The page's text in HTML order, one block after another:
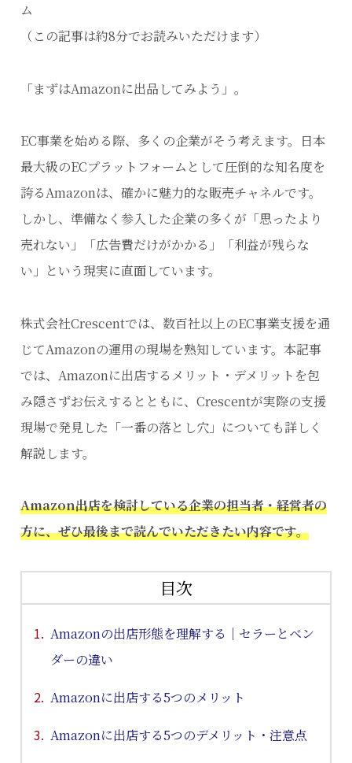
ム
（この記事は約8分でお読みいただけます）
「まずはAmazonに出品してみよう」。
EC事業を始める際、多くの企業がそう考えます。日本
最大級のECプラットフォームとして圧倒的な知名度を
誇るAmazonは、確かに魅力的な販売チャネルです。
しかし、準備なく参入した企業の多くが「思ったより
売れない」「広告費だけがかかる」「利益が残らな
い」という現実に直面しています。
株式会社Crescentでは、数百社以上のEC事業支援を通
じてAmazonの運用の現場を熟知しています。本記事
では、Amazonに出店するメリット・デメリットを包
み隠さずお伝えするとともに、Crescentが実際の支援
現場で発見した「一番の落とし穴」についても詳しく
解説します。
Amazon出店を検討している企業の担当者・経営者の
方に、ぜひ最後まで読んでいただきたい内容です。
目次
Amazonの出店形態を理解する｜セラーとベン
ダーの違い
Amazonに出店する5つのメリット
Amazonに出店する5つのデメリット・注意点